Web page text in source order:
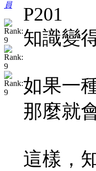
員
P201
知識變
如果一
那麼就
這樣，